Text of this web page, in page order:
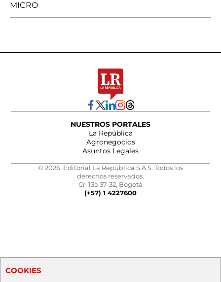
MICRO
NUESTROS PORTALES
La República
Agronegocios
Asuntos Legales
© 2026, Editorial La República S.A.S. Todos los
derechos reservados.
Cr. 13a 37-32, Bogotá
(+57) 1 4227600
COOKIES